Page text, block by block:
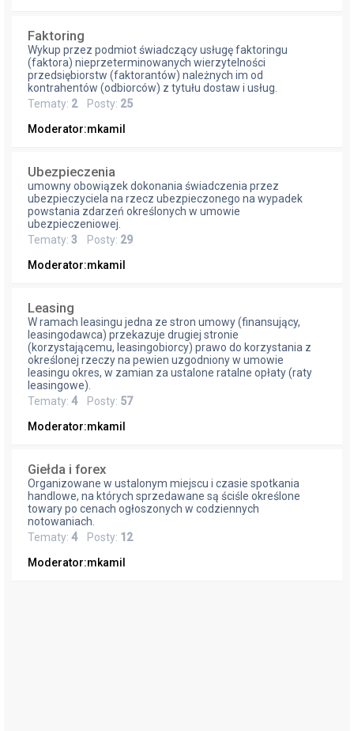
Faktoring
Wykup przez podmiot świadczący usługę faktoringu
(faktora) nieprzeterminowanych wierzytelności
przedsiębiorstw (faktorantów) należnych im od
kontrahentów (odbiorców) z tytułu dostaw i usług.
Tematy: 2Posty: 25
Moderator:mkamil
Ubezpieczenia
umowny obowiązek dokonania świadczenia przez
ubezpieczyciela na rzecz ubezpieczonego na wypadek
powstania zdarzeń określonych w umowie
ubezpieczeniowej.
Tematy: 3 Posty: 29
Moderator:mkamil
Leasing
W ramach leasingu jedna ze stron umowy (finansujący,
leasingodawca) przekazuje drugiej stronie
(korzystającemu, leasingobiorcy) prawo do korzystania z
określonej rzeczy na pewien uzgodniony w umowie
leasingu okres, w zamian za ustalone ratalne opłaty (raty
leasingowe).
Tematy: 4Posty: 57
Moderator:mkamil
Giełda i forex
Organizowane w ustalonym miejscu i czasie spotkania
handlowe, na których sprzedawane są ściśle określone
towary po cenach ogłoszonych w codziennych
notowaniach.
Tematy: 4Posty: 12
Moderator:mkamil